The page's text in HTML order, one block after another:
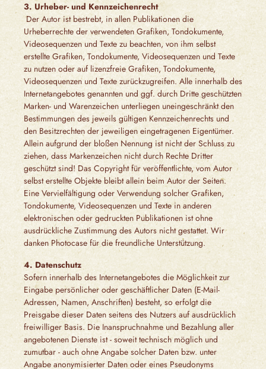
3. Urheber- und Kennzeichenrecht
Der Autor ist bestrebt, in allen Publikationen die
Urheberrechte der verwendeten Grafiken, Tondokumente,
Videosequenzen und Texte zu beachten, von ihm selbst
erstellte Grafiken, Tondokumente, Videosequenzen und Texte
zu nutzen oder auf lizenzfreie Grafiken, Tondokumente,
Videosequenzen und Texte zurückzugreifen. Alle innerhalb des
Internetangebotes genannten und ggf. durch Dritte geschützten
Marken- und Warenzeichen unterliegen uneingeschränkt den
Bestimmungen des jeweils gültigen Kennzeichenrechts und
den Besitzrechten der jeweiligen eingetragenen Eigentümer.
Allein aufgrund der bloßen Nennung ist nicht der Schluss zu
ziehen, dass Markenzeichen nicht durch Rechte Dritter
geschützt sind! Das Copyright für veröffentlichte, vom Autor
selbst erstellte Objekte bleibt allein beim Autor der Seiten.
Eine Vervielfältigung oder Verwendung solcher Grafiken,
Tondokumente, Videosequenzen und Texte in anderen
elektronischen oder gedruckten Publikationen ist ohne
ausdrückliche Zustimmung des Autors nicht gestattet. Wir
danken Photocase für die freundliche Unterstützung.
4. Datenschutz
Sofern innerhalb des Internetangebotes die Möglichkeit zur
Eingabe persönlicher oder geschäftlicher Daten (E-Mail-
Adressen, Namen, Anschriften) besteht, so erfolgt die
Preisgabe dieser Daten seitens des Nutzers auf ausdrücklich
freiwilliger Basis. Die Inanspruchnahme und Bezahlung aller
angebotenen Dienste ist - soweit technisch möglich und
zumutbar - auch ohne Angabe solcher Daten bzw. unter
Angabe anonymisierter Daten oder eines Pseudonyms